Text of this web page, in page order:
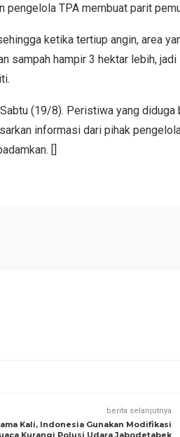
pengelola TPA membuat parit
ketika tertiup angin, area
sampah hampir 3 hektar lebih,
(19/8). Peristiwa yang diduga
informasi dari pihak
[]
berita selanjutnya
Kali, Indonesia Gunakan Modifikasi
Kurangi Polusi Udara Jabodetabek